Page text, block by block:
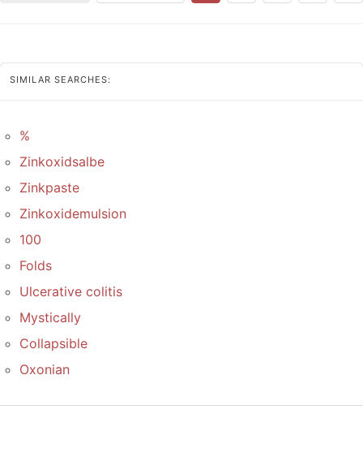
SIMILAR SEARCHES:
%
Zinkoxidsalbe
Zinkpaste
Zinkoxidemulsion
100
Folds
Ulcerative colitis
Mystically
Collapsible
Oxonian